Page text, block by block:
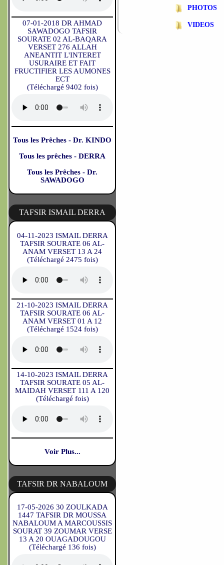
07-01-2018 DR AHMAD
SAWADOGO TAFSIR
SOURATE 02 AL-BAQARA
VERSET 276 ALLAH
ANEANTIT L'INTERET
USURAIRE ET FAIT
FRUCTIFIER LES AUMONES
ECT
(Téléchargé 9402 fois)
Tous les Prêches - Dr. KINDO
Tous les prêches - DERRA
Tous les Prêches - Dr.
SAWADOGO
TAFSIR ISMAIL DERRA
04-11-2023 ISMAIL DERRA
TAFSIR SOURATE 06 AL-
ANAM VERSET 13 A 24
(Téléchargé 2475 fois)
21-10-2023 ISMAIL DERRA
TAFSIR SOURATE 06 AL-
ANAM VERSET 01 A 12
(Téléchargé 1524 fois)
14-10-2023 ISMAIL DERRA
TAFSIR SOURATE 05 AL-
MAIDAH VERSET 111 A 120
(Téléchargé fois)
Voir Plus...
TAFSIR DR NABALOUM
17-05-2026 30 ZOULKADA
1447 TAFSIR DR MOUSSA
NABALOUM A MARCOUSSIS
SOURAT 39 ZOUMAR VERSE
13 A 20 OUAGADOUGOU
(Téléchargé 136 fois)
PHOTOS
VIDEOS